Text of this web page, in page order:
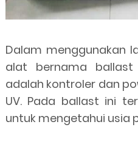
Dalam menggunakan
alat bernama
adalah kontroler dan
UV. Pada ballast ini
untuk mengetahui usia